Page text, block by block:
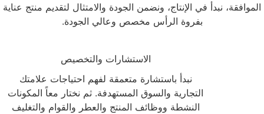
الموافقة، نبدأ في الإنتاج، ونضمن الجودة والامتثال لتقديم منتج عناية
بفروة الرأس مخصص وعالي الجودة.
الاستشارات والتخصيص
نبدأ باستشارة متعمقة لفهم احتياجات علامتك
التجارية والسوق المستهدفة. ثم نختار معاً المكونات
النشطة ووظائف المنتج والعطر والقوام والتغليف